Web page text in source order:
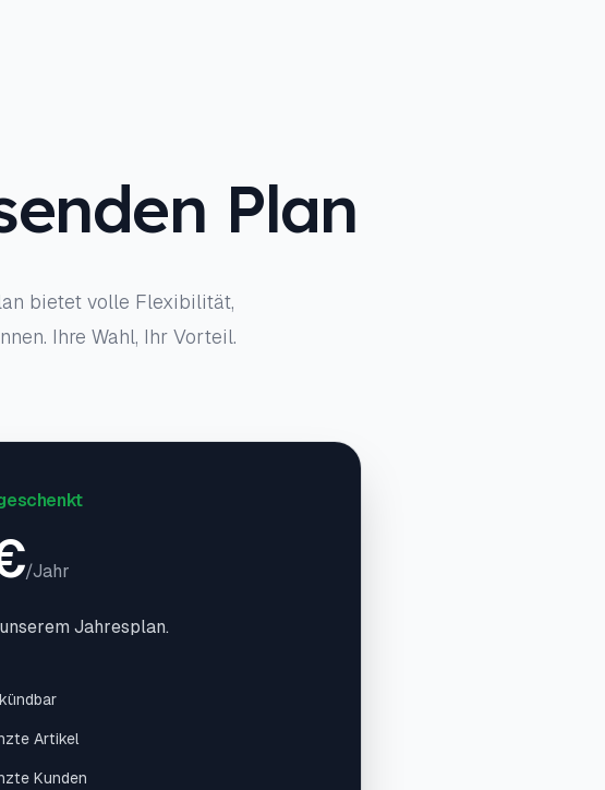
Plan
bietet volle Flexibilität,
Ihre Wahl, Ihr Vorteil.
/Jahr
Jahresplan.
Artikel
Kunden